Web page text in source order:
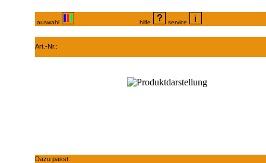
auswahl hilfe service
Art.-Nr.:
Dazu passt: